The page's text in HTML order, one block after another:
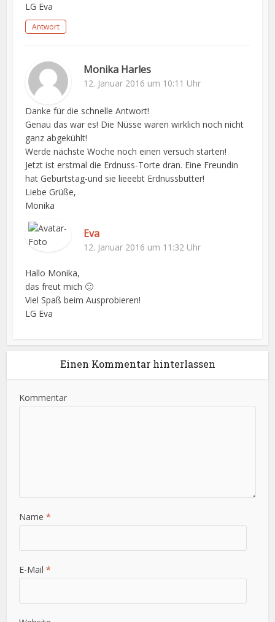
LG Eva
Antwort
Monika Harles
12. Januar 2016 um 10:11 Uhr
Danke für die schnelle Antwort!
Genau das war es! Die Nüsse waren wirklich noch nicht
ganz abgekühlt!
Werde nächste Woche noch einen versuch starten!
Jetzt ist erstmal die Erdnuss-Torte dran. Eine Freundin
hat Geburtstag-und sie lieeebt Erdnussbutter!
Liebe Grüße,
Monika
Eva
12. Januar 2016 um 11:32 Uhr
Hallo Monika,
das freut mich 🙂
Viel Spaß beim Ausprobieren!
LG Eva
Einen Kommentar hinterlassen
Kommentar
Name*
E-Mail*